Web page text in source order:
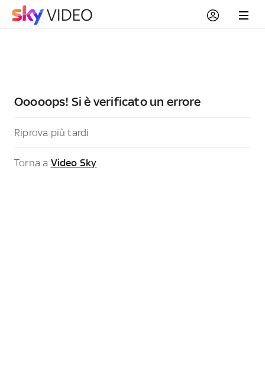
Ooooops! Si è verificato un errore
Riprova più tardi
Torna a Video Sky